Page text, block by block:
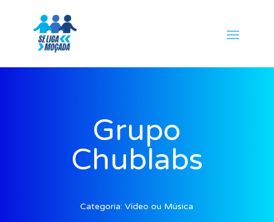
Grupo
Chublabs
Categoria:Vídeo ou Música